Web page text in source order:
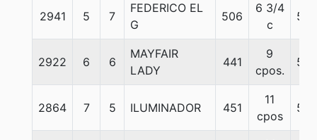
2941 5 7
FEDERICO EL
G
506
6 3/4
c
58
2922 6 6
MAYFAIR
LADY
441
9
cpos.
56
2864 7 5 ILUMINADOR 451
11
cpos
58